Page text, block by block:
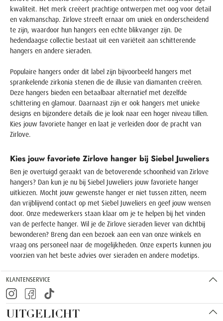
kwaliteit. Het merk creëert prachtige ontwerpen met oog voor detail
en vakmanschap. Zirlove streeft ernaar om uniek en onderscheidend
te zijn, waardoor hun hangers een echte blikvanger zijn. De
hedendaagse collectie bestaat uit een variëteit aan schitterende
hangers en andere sieraden.
Populaire hangers onder dit label zijn bijvoorbeeld hangers met
sprankelende zirkonia stenen die de illusie van diamanten creëren.
Deze hangers bieden een betaalbaar alternatief met dezelfde
schittering en glamour. Daarnaast zijn er ook hangers met unieke
designs en bijzondere details die je look naar een hoger niveau tillen.
Kies jouw favoriete hanger en laat je verleiden door de pracht van
Zirlove.
Kies jouw favoriete Zirlove hanger bij Siebel Juweliers
Ben je overtuigd geraakt van de betoverende schoonheid van Zirlove
hangers? Dan kun je nu bij Siebel Juweliers jouw favoriete hanger
uitkiezen. Mocht jouw gewenste hanger er niet tussen zitten, neem
dan vrijblijvend contact op met Siebel Juweliers en geef jouw wensen
door. Onze medewerkers staan klaar om je te helpen bij het vinden
van de perfecte hanger. Wil je de Zirlove sieraden liever van dichtbij
bewonderen? Breng dan een bezoek aan een van onze winkels en
vraag ons personeel naar de mogelijkheden. Onze experts kunnen jou
voorzien van het beste advies over sieraden en andere modetips.
KLANTENSERVICE
UITGELICHT